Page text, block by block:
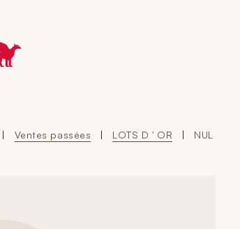
Aller à l'accueil de Crédit Municipal de Paris
| Ventes passées | LOTS D ' OR | NUL